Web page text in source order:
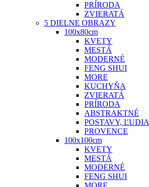
PRÍRODA
ZVIERATÁ
5 DIELNE OBRAZY
100x80cm
KVETY
MESTÁ
MODERNÉ
FENG SHUI
MORE
KUCHYŇA
ZVIERATÁ
PRÍRODA
ABSTRAKTNÉ
POSTAVY, ĽUDIA
PROVENCE
100x100cm
KVETY
MESTÁ
MODERNÉ
FENG SHUI
MORE